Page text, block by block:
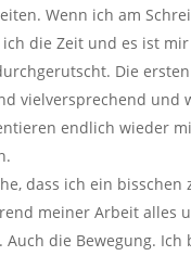
Wenn ich am
ich die Zeit und es ist
Die
vielversprechend und
endlich wieder
dass ich ein bisschen
meiner Arbeit alles
Auch die Bewegung. Ich